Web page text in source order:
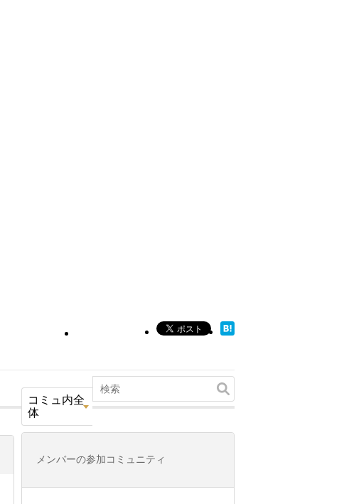
コミュ内全
体
メンバーの参加コミュニティ